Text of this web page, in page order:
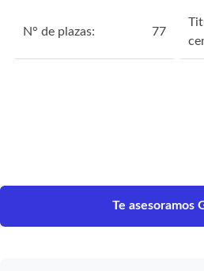
N° de plazas: 77
Te asesoramos